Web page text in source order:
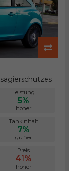
Leistung
5%
höher
Tankinhalt
7%
größer
Preis
41%
höher